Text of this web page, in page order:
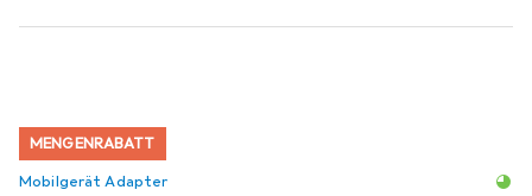
MENGENRABATT
Mobilgerät Adapter